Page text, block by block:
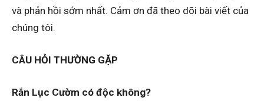
và phản hồi sớm nhất. Cảm ơn đã theo dõi bài viết của
chúng tôi.
CÂU HỎI THƯỜNG GẶP
Rắn Lục Cườm có độc không?